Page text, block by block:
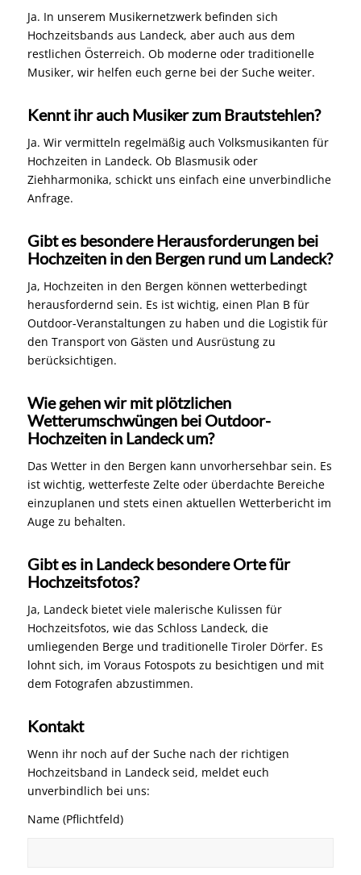
Ja. In unserem Musikernetzwerk befinden sich
Hochzeitsbands aus Landeck, aber auch aus dem
restlichen Österreich. Ob moderne oder traditionelle
Musiker, wir helfen euch gerne bei der Suche weiter.
Kennt ihr auch Musiker zum Brautstehlen?
Ja. Wir vermitteln regelmäßig auch Volksmusikanten für
Hochzeiten in Landeck. Ob Blasmusik oder
Ziehharmonika, schickt uns einfach eine unverbindliche
Anfrage.
Gibt es besondere Herausforderungen bei
Hochzeiten in den Bergen rund um Landeck?
Ja, Hochzeiten in den Bergen können wetterbedingt
herausfordernd sein. Es ist wichtig, einen Plan B für
Outdoor-Veranstaltungen zu haben und die Logistik für
den Transport von Gästen und Ausrüstung zu
berücksichtigen.
Wie gehen wir mit plötzlichen
Wetterumschwüngen bei Outdoor-
Hochzeiten in Landeck um?
Das Wetter in den Bergen kann unvorhersehbar sein. Es
ist wichtig, wetterfeste Zelte oder überdachte Bereiche
einzuplanen und stets einen aktuellen Wetterbericht im
Auge zu behalten.
Gibt es in Landeck besondere Orte für
Hochzeitsfotos?
Ja, Landeck bietet viele malerische Kulissen für
Hochzeitsfotos, wie das Schloss Landeck, die
umliegenden Berge und traditionelle Tiroler Dörfer. Es
lohnt sich, im Voraus Fotospots zu besichtigen und mit
dem Fotografen abzustimmen.
Kontakt
Wenn ihr noch auf der Suche nach der richtigen
Hochzeitsband in Landeck seid, meldet euch
unverbindlich bei uns:
Name (Pflichtfeld)